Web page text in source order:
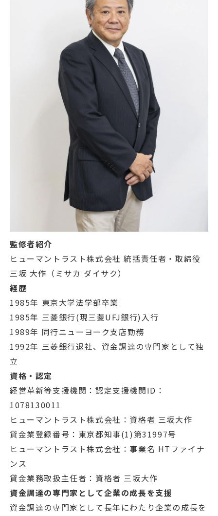
監修者紹介
ヒューマントラスト株式会社 統括責任者・取締役
三坂 大作（ミサカ ダイサク）
経歴
1985年 東京大学法学部卒業
1985年 三菱銀行(現三菱UFJ銀行)入行
1989年 同行ニューヨーク支店勤務
1992年 三菱銀行退社、資金調達の専門家として独
立
資格・認定
経営革新等支援機関：認定支援機関ID：
1078130011
ヒューマントラスト株式会社：資格者 三坂大作
貸金業登録番号：東京都知事(1)第31997号
ヒューマントラスト株式会社：事業名 HTファイナ
ンス
貸金業務取扱主任者：資格者 三坂大作
資金調達の専門家として企業の成長を支援
資金調達の専門家として長年にわたり企業の成長を